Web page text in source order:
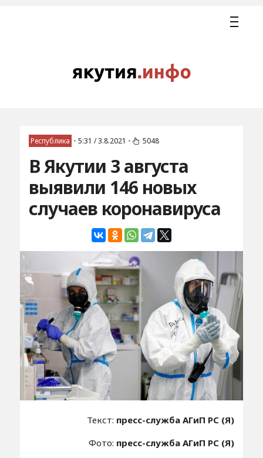
Республика • 5:31 / 3.8.2021 • 5048
В Якутии 3 августа
выявили 146 новых
случаев коронавируса
Текст: пресс-служба АГиП РС (Я)
Фото: пресс-служба АГиП РС (Я)